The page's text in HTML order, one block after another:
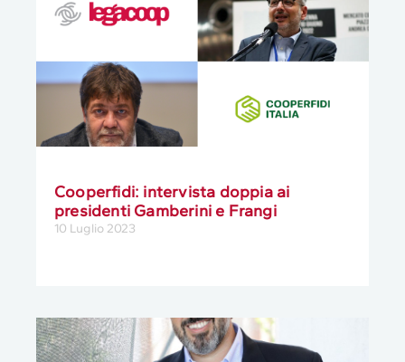
Cooperfidi: intervista doppia ai
presidenti Gamberini e Frangi
10 Luglio 2023